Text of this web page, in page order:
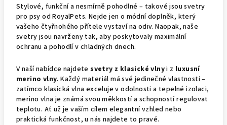
Stylové, funkční a nesmírně pohodlné – takové jsou svetry
pro psy od RoyalPets. Nejde jen o módní doplněk, který
vašeho čtyřnohého přítele vystaví na odiv. Naopak, naše
svetry jsou navrženy tak, aby poskytovaly maximální
ochranu a pohodlí v chladných dnech.
V naší nabídce najdete svetry z klasické vlnyi z luxusní
merino vlny. Každý materiál má své jedinečné vlastnosti –
zatímco klasická vlna exceluje v odolnosti a tepelné izolaci,
merino vlna je známá svou měkkostí a schopností regulovat
teplotu. Ať už je vaším cílem elegantní vzhled nebo
praktická funkčnost, u nás najdete to pravé.